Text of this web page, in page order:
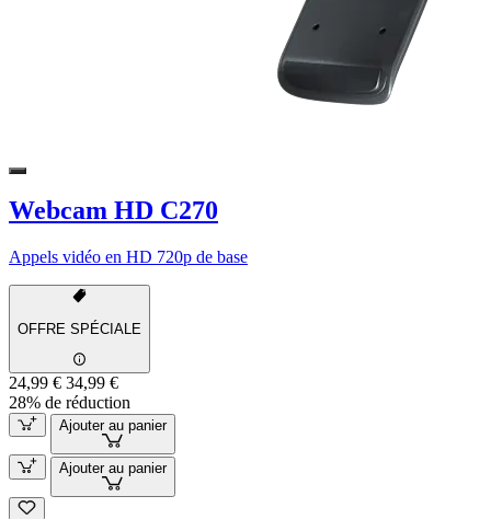
Webcam HD C270
Appels vidéo en HD 720p de base
OFFRE SPÉCIALE
24,99 € 34,99 €
28% de réduction
Ajouter au panier
Ajouter au panier